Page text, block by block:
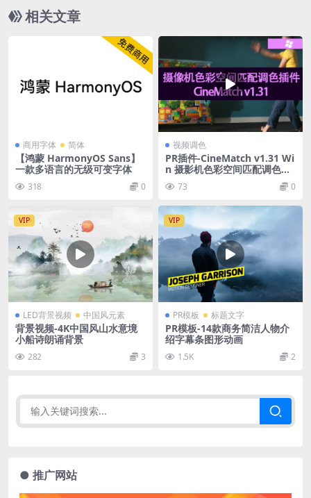
相关文章
商用字体 简体
【鸿蒙 HarmonyOS Sans】
一款多语言的无级可变字体
318 0
视频调色
PR插件-CineMatch v1.31 Wi
n 摄影机色彩空间匹配调色插
件 73 0
VIP
LED背景视频 中国风元素
背景视频-4K中国风山水意境
小船诗朗诵背景
282 3
VIP
PR模板 标题文字
PR模板-14款商务简洁人物介
绍字幕条图形动画
1.5K 2
● 推广网站